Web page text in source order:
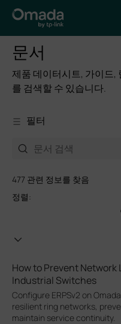
문서
제품 데이터시트, 가이드,
를 검색할 수 있습니다.
필터
477 관련 정보를 찾음
정렬:
How to Prevent Network
Industrial Switches
Configure ERPSv2 on
resilient ring networks,
maintain service continuity.